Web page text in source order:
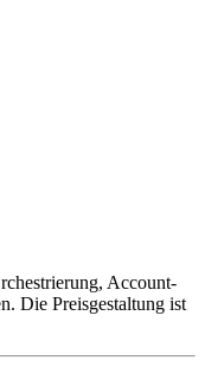
Account-
Die Preisgestaltung ist